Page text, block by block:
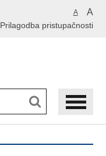
A A
Prilagodba pristupačnosti